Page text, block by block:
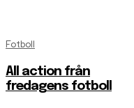
Fotboll
All action från
fredagens fotboll